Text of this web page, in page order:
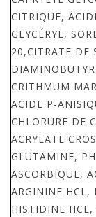
CITRIQUE,
GLYCÉRYL,
20,CITRATE DE
CRITHMUM
ACIDE P-
CHLORURE DE
ACRYLATE
GLUTAMINE,
ASCORBIQUE,
ARGININE HCL,
HISTIDINE